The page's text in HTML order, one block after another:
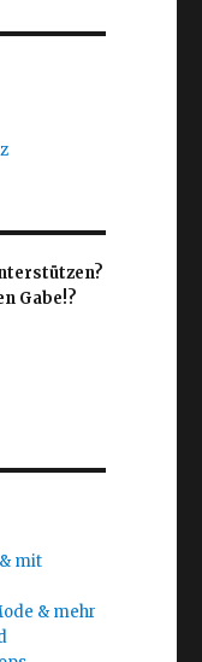
Gabe!?
mit
& mehr